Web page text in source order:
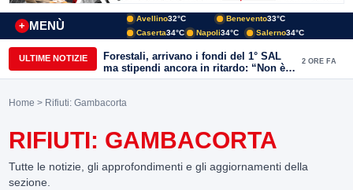
MENÙ
+
Avellino32°C Benevento33°C
Caserta34°C Napoli34°C Salerno34°C
ULTIME NOTIZIE
Forestali, arrivano i fondi del 1° SAL
ma stipendi ancora in ritardo: “Non è
più sostenibile”
2 ORE FA
Home > Rifiuti: Gambacorta
RIFIUTI: GAMBACORTA
Tutte le notizie, gli approfondimenti e gli aggiornamenti della
sezione.